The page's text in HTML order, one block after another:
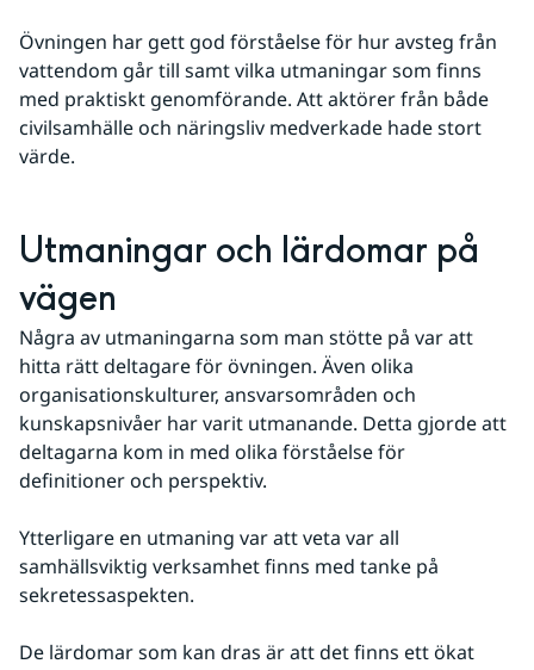
Övningen har gett god förståelse för hur avsteg från
vattendom går till samt vilka utmaningar som finns
med praktiskt genomförande. Att aktörer från både
civilsamhälle och näringsliv medverkade hade stort
värde.
Utmaningar och lärdomar på
vägen
Några av utmaningarna som man stötte på var att
hitta rätt deltagare för övningen. Även olika
organisationskulturer, ansvarsområden och
kunskapsnivåer har varit utmanande. Detta gjorde att
deltagarna kom in med olika förståelse för
definitioner och perspektiv.
Ytterligare en utmaning var att veta var all
samhällsviktig verksamhet finns med tanke på
sekretessaspekten.
De lärdomar som kan dras är att det finns ett ökat